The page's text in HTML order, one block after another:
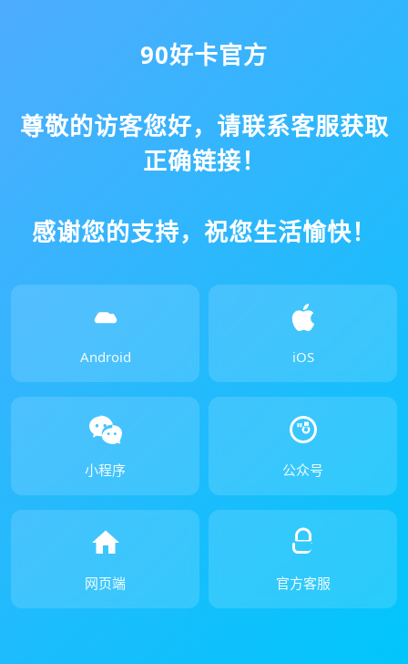
90好卡官方
尊敬的访客您好，请联系客服获取
正确链接！
感谢您的支持，祝您生活愉快！
Android iOS
小程序 公众号
网页端 官方客服